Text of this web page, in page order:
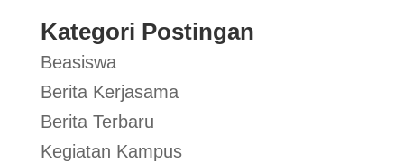
Kategori Postingan
Beasiswa
Berita Kerjasama
Berita Terbaru
Kegiatan Kampus